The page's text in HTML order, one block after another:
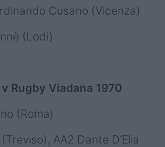
Cusano (Vicenza)
(Lodi)
Rugby Viadana 1970
(Roma)
AA2 Dante D’Elia